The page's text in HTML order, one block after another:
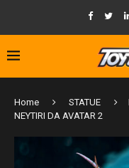
Home STATUE
NEYTIRI DA AVATAR 2